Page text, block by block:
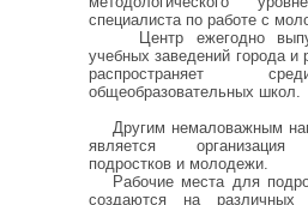
специалиста по работе с
Центр ежегодно
учебных заведений города и
распространяет
общеобразовательных школ.
Другим немаловажным
является организация
подростков и молодежи.
Рабочие места для
создаются на различных